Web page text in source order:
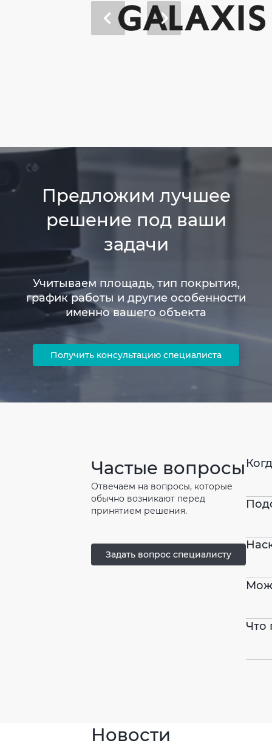
Предложим лучшее
решение под ваши
задачи
Учитываем площадь, тип покрытия,
график работы и другие особенности
именно вашего объекта
Получить консультацию специалиста
Частые вопросы
Отвечаем на вопросы, которые
обычно возникают перед
принятием решения.
Задать вопрос специалисту
Что
Новости